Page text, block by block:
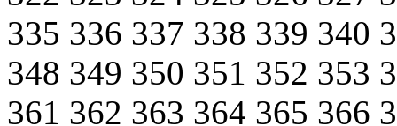
335 336 337 338 339 340
348 349 350 351 352 353
361 362 363 364 365 366